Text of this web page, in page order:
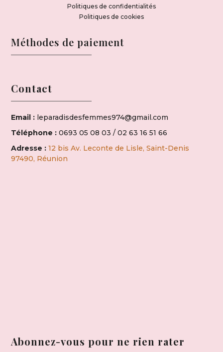
Politiques de confidentialités
Politiques de cookies
Méthodes de paiement
Contact
Email : leparadisdesfemmes974@gmail.com
Téléphone : 0693 05 08 03 / 02 63 16 51 66
Adresse :12 bis Av. Leconte de Lisle, Saint-Denis
97490, Réunion
Abonnez-vous pour ne rien rater